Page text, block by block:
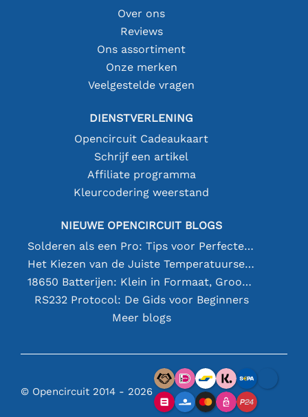
Over ons
Reviews
Ons assortiment
Onze merken
Veelgestelde vragen
DIENSTVERLENING
Opencircuit Cadeaukaart
Schrijf een artikel
Affiliate programma
Kleurcodering weerstand
NIEUWE OPENCIRCUIT BLOGS
Solderen als een Pro: Tips voor Perfecte Elektronische Verbindingen
Het Kiezen van de Juiste Temperatuursensor [youtube]
18650 Batterijen: Klein in Formaat, Groot in Prestatie
RS232 Protocol: De Gids voor Beginners
Meer blogs
© Opencircuit 2014 - 2026